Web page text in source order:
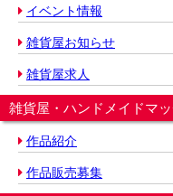
イベント情報
雑貨屋お知らせ
雑貨屋求人
雑貨屋・ハンドメイドマ
作品紹介
作品販売募集